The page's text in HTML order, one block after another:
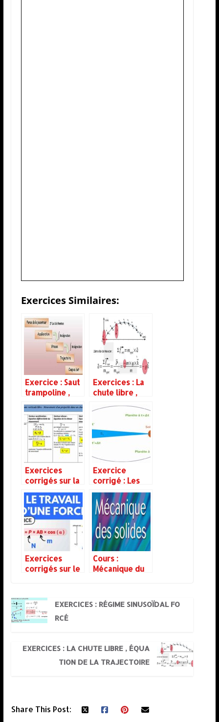
Exercices Similaires:
Exercice : Saut
trampoline ,
Lois de Newton
Exercices : La
chute libre ,
équation de la
trajectoire
Exercices
corrigés sur la
chute libre
Exercice
corrigé : Les
Lois de Kepler
Exercices
corrigés sur le
Cours :
Mécanique du
d’énergie
cinétique
EXERCICES : RÉGIME SINUSOÏDAL FO
RCÉ
EXERCICES : LA CHUTE LIBRE , ÉQUA
TION DE LA TRAJECTOIRE
Share This Post: